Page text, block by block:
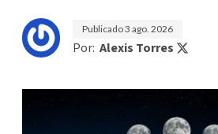
Publicado3 ago. 2026
Por: Alexis Torres